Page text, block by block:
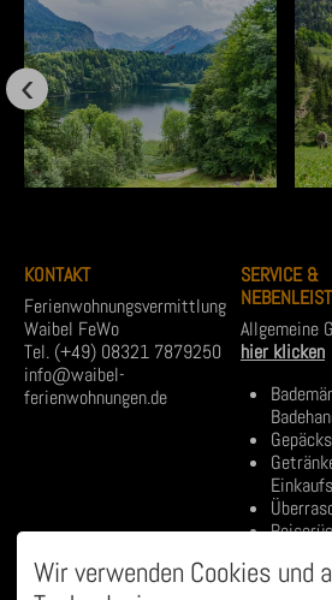
KONTAKT
Ferienwohnungsvermittlung
Waibel FeWo
Tel. (+49) 08321 7879250
info@waibel-
ferienwohnungen.de
SERVICE &
Allgemeine
hier klicken
uvm...
Wir verwenden Cookies und